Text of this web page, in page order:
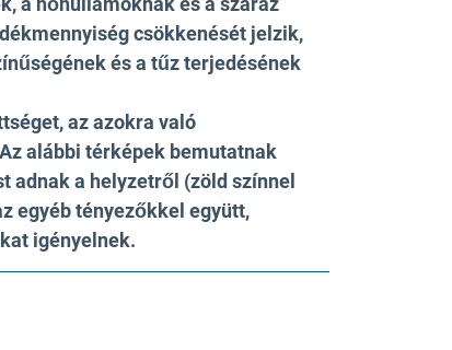
csökkenését jelzik,
és a tűz terjedésének
az azokra való
alábbi térképek bemutatnak
adnak a helyzetről (zöld színnel
egyéb tényezőkkel együtt,
igényelnek.